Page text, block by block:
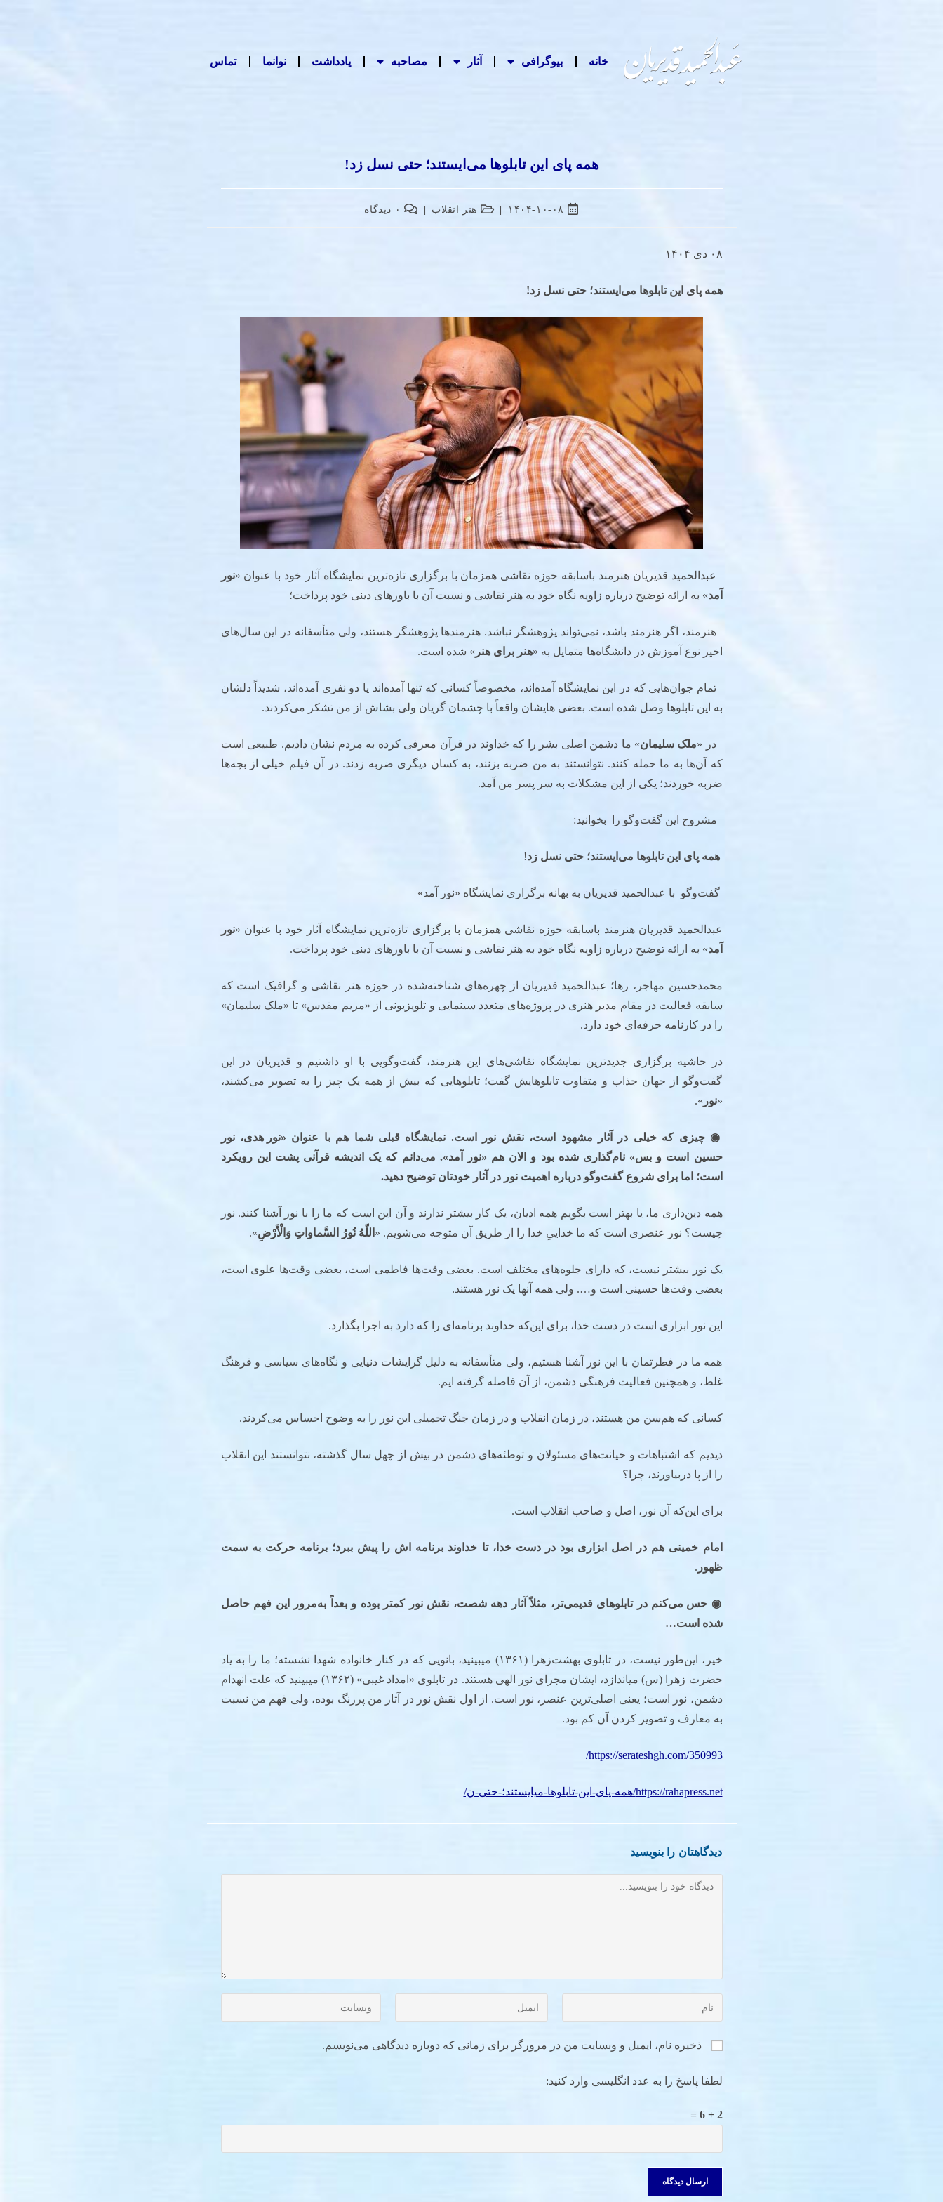
خانه بیوگرافی آثار مصاحبه‌ یادداشت‌ نوانما تماس
همه پای این تابلوها می‌ایستند؛ حتی نسل زد!
۱۴۰۴-۱۰-۰۸ هنر انقلاب ۰ دیدگاه
۰۸ دی ۱۴۰۴
همه پای این تابلوها می‌ایستند؛ حتی نسل زد!
عبدالحمید قدیریان هنرمند باسابقه حوزه نقاشی همزمان با برگزاری تازه‌ترین نمایشگاه آثار خود با عنوان «نور
آمد» به ارائه توضیح درباره زاویه نگاه خود به هنر نقاشی و نسبت آن با باورهای دینی خود پرداخت؛
هنرمند، اگر هنرمند باشد، نمی‌تواند پژوهشگر نباشد. هنرمندها پژوهشگر هستند، ولی متأسفانه در این سال‌های
اخیر نوع آموزش در دانشگاه‌ها متمایل به «هنر برای هنر » شده است.
تمام جوان‌هایی که در این نمایشگاه آمده‌اند، مخصوصاً کسانی که تنها آمده‌اند یا دو نفری آمده‌اند، شدیداً دلشان
به این تابلوها وصل شده است. بعضی‌ هایشان واقعاً با چشمان گریان ولی بشاش از من تشکر می‌کردند.
در «ملک سلیمان» ما دشمن اصلی بشر را که خداوند در قرآن معرفی کرده به مردم نشان دادیم. طبیعی است
که آن‌ها به ما حمله کنند. نتوانستند به من ضربه بزنند، به کسان دیگری ضربه زدند. در آن فیلم خیلی از بچه‌ها
ضربه خوردند؛ یکی از این مشکلات به سر پسر من آمد.
مشروح این گفت‌وگو را بخوانید:
همه پای این تابلوها می‌ایستند؛ حتی نسل زد!
گفت‌وگو با عبدالحمید قدیریان به بهانه برگزاری نمایشگاه «نور آمد»
عبدالحمید قدیریان هنرمند باسابقه حوزه نقاشی همزمان با برگزاری تازه‌ترین نمایشگاه آثار خود با عنوان «نور
آمد» به ارائه توضیح درباره زاویه نگاه خود به هنر نقاشی و نسبت آن با باورهای دینی خود پرداخت.
محمدحسین مهاجر، رها؛ عبدالحمید قدیریان از چهره‌های شناخته‌شده در حوزه هنر نقاشی و گرافیک است که
سابقه فعالیت در مقام مدیر هنری در پروژه‌های متعدد سینمایی و تلویزیونی از «مریم مقدس» تا «ملک سلیمان»
را در کارنامه حرفه‌ای خود دارد.
در حاشیه برگزاری جدیدترین نمایشگاه نقاشی‌های این هنرمند، گفت‌وگویی با او داشتیم و قدیریان در این
گفت‌وگو از جهان جذاب و متفاوت تابلوهایش گفت؛ تابلوهایی که بیش از همه یک چیز را به تصویر می‌کشند،
«نور ».
◉ چیزی که خیلی در آثار مشهود است، نقش نور است. نمایشگاه قبلی شما هم با عنوان «نور هدی، نور
حسین است و بس» نام‌گذاری شده بود و الان هم «نور آمد». می‌دانم که یک اندیشه قرآنی پشت این رویکرد
است؛ اما برای شروع گفت‌وگو درباره اهمیت نور در آثار خودتان توضیح دهید.
همه دین‌داری ما، یا بهتر است بگویم همه ادیان، یک کار بیشتر ندارند و آن این است که ما را با نور آشنا کنند. نور
چیست؟ نور عنصری است که ما خداییِ خدا را از طریق آن متوجه می‌شویم. « اللّهُ نُورُ السَّماواتِ وَالْأَرْضِ».
یک نور بیشتر نیست، که دارای جلوه‌های مختلف است. بعضی وقت‌ها فاطمی است، بعضی وقت‌ها علوی است،
بعضی وقت‌ها حسینی است و…. ولی همه آنها یک نور هستند.
این نور ابزاری است در دست خدا، برای این‌که خداوند برنامه‌ای را که دارد به اجرا بگذارد.
همه ما در فطرتمان با این نور آشنا هستیم، ولی متأسفانه به دلیل گرایشات دنیایی و نگاه‌های سیاسی و فرهنگ
غلط، و همچنین فعالیت فرهنگی دشمن، از آن فاصله گرفته ­ایم.
کسانی که هم‌سن من هستند، در زمان انقلاب و در زمان جنگ تحمیلی این نور را به‌ وضوح احساس می‌کردند.
دیدیم که اشتباهات و خیانت‌های مسئولان و توطئه‌های دشمن در بیش از چهل سال گذشته، نتوانستند این انقلاب
را از پا دربیاورند، چرا؟
برای این‌که آن نور، اصل و صاحب انقلاب است.
امام خمینی هم در اصل ابزاری بود در دست خدا، تا خداوند برنامه ­اش را پیش ببرد؛ برنامه حرکت به سمت
ظهور .
◉ حس می‌کنم در تابلوهای قدیمی‌تر، مثلاً آثار دهه شصت، نقش نور کمتر بوده و بعداً به‌مرور این فهم حاصل
شده است…
خیر، این‌طور نیست، در تابلوی بهشت‌زهرا (۱۳۶۱) می­بینید، بانویی که در کنار خانواده شهدا نشسته؛ ما را به یاد
حضرت زهرا (س) می­اندازد، ایشان مجرای نور الهی هستند. در تابلوی «امداد غیبی» (۱۳۶۲) می­بینید که علت انهدام
دشمن، نور است؛ یعنی اصلی‌ترین عنصر، نور است. از اول نقش نور در آثار من پررنگ بوده، ولی فهم من نسبت
به معارف و تصویر کردن آن کم بود.
https://serateshgh.com/350993/
https://rahapress.net/همه-پای-این-تابلوها-میایستند؛-حتی-ن/
دیدگاهتان را بنویسید
ذخیره نام، ایمیل و وبسایت من در مرورگر برای زمانی که دوباره دیدگاهی می‌نویسم.
لطفا پاسخ را به عدد انگلیسی وارد کنید:
2 + 6 =